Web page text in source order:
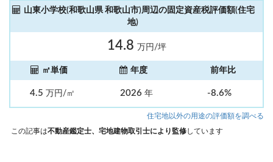
山東小学校(和歌山県 和歌山市)周辺の固定資産税評価額(住宅
地)
14.8 万円/坪
㎡単価 年度 前年比
4.5 万円/㎡ 2026 年 -8.6%
住宅地以外の用途の評価額を調べる
この記事は不動産鑑定士、宅地建物取引士により監修しています